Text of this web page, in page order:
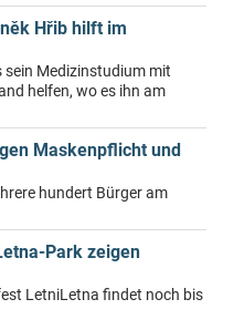
Hřib hilft im
Medizinstudium mit
helfen, wo es ihn am
Maskenpflicht und
hundert Bürger am
Park zeigen
LetniLetna findet noch bis